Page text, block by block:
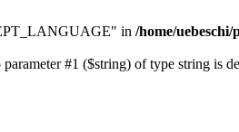
in /home/
#1 ($string) of type string is